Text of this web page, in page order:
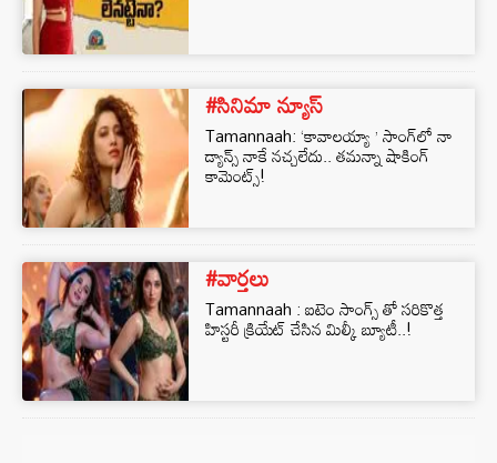
#సినిమా న్యూస్
Tamannaah: ‘కావాలయ్యా ’ సాంగ్‌లో నా
డ్యాన్స్ నాకే నచ్చలేదు.. తమన్నా షాకింగ్
కామెంట్స్!
#వార్తలు
Tamannaah : ఐటెం సాంగ్స్ తో సరికొత్త
హిస్టరీ క్రియేట్ చేసిన మిల్కీ బ్యూటీ..!